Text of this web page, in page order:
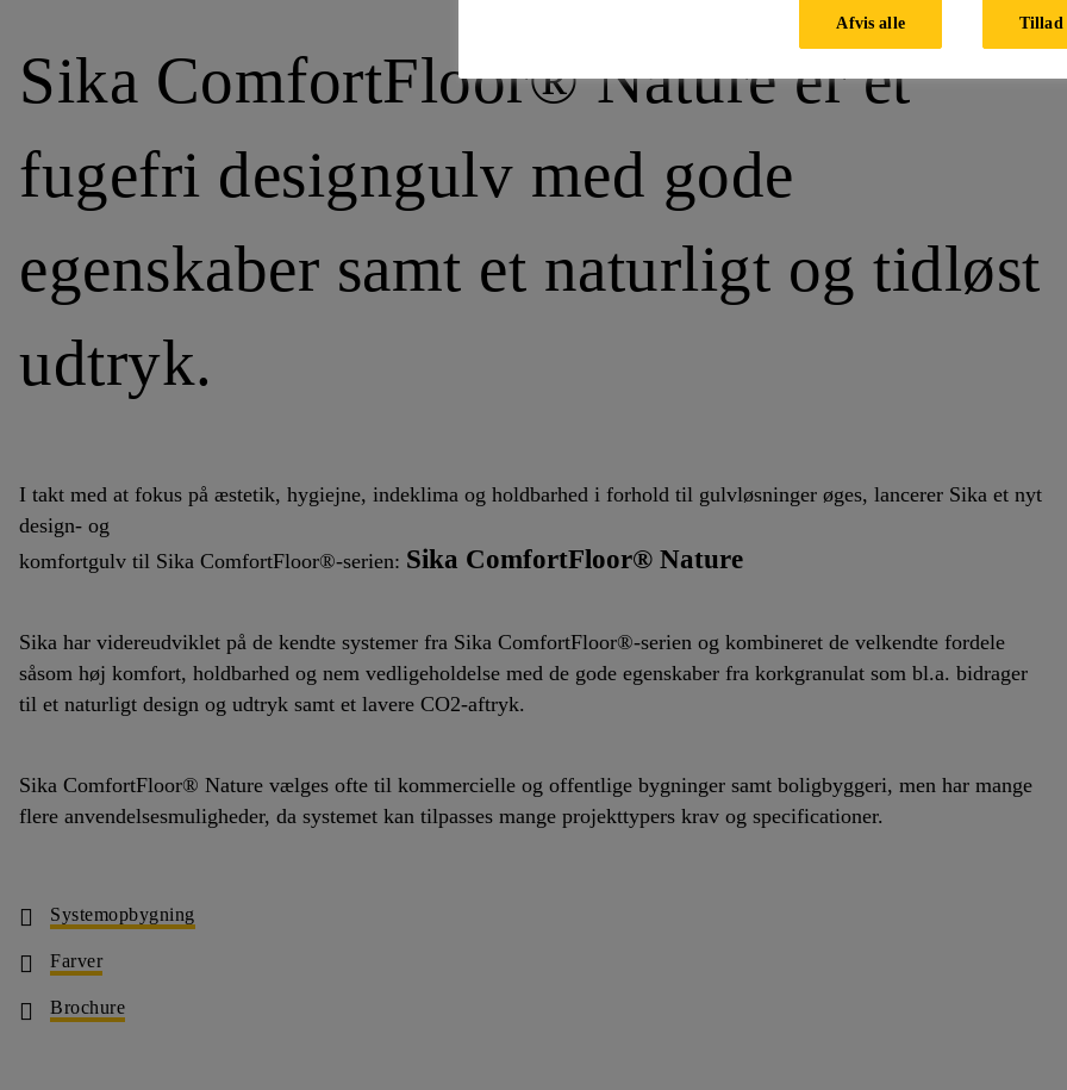
Sika ComfortFloor® Nature er et
fugefri designgulv med gode
egenskaber samt et naturligt og tidløst
udtryk.
I takt med at fokus på æstetik, hygiejne, indeklima og holdbarhed i forhold til gulvløsninger øges, lancerer Sika et nyt
design- og
komfortgulv til Sika ComfortFloor®-serien: Sika ComfortFloor® Nature
Sika har videreudviklet på de kendte systemer fra Sika ComfortFloor®-serien og kombineret de velkendte fordele
såsom høj komfort, holdbarhed og nem vedligeholdelse med de gode egenskaber fra korkgranulat som bl.a. bidrager
til et naturligt design og udtryk samt et lavere CO2-aftryk.
Sika ComfortFloor® Nature vælges ofte til kommercielle og offentlige bygninger samt boligbyggeri, men har mange
flere anvendelsesmuligheder, da systemet kan tilpasses mange projekttypers krav og specificationer.
Systemopbygning
Farver
Brochure
Afvis alle Tillad